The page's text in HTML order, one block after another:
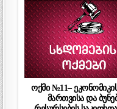
ოქმი №11–
მართვისა და